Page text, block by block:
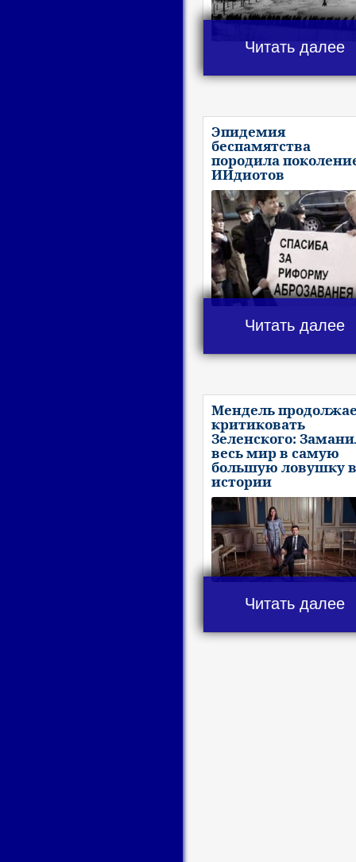
Читать далее
Эпидемия
беспамятства
породила
ИИдиотов
Читать далее
Мендель
критиковать
Зеленского:
весь мир в самую
большую ловушку в
истории
Читать далее